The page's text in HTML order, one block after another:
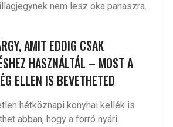
nem lesz oka panaszra.
AMIT EDDIG CSAK
HASZNÁLTÁL – MOST A
ELLEN IS BEVETHETED
hétköznapi konyhai kellék is
abban, hogy a forró nyári